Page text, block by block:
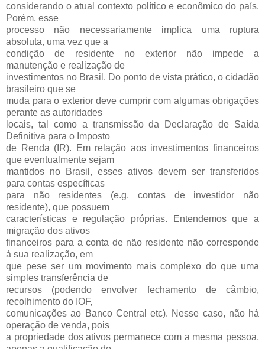
considerando o atual contexto político e econômico do país.
Porém, esse
processo não necessariamente implica uma ruptura
absoluta, uma vez que a
condição de residente no exterior não impede a
manutenção e realização de
investimentos no Brasil. Do ponto de vista prático, o cidadão
brasileiro que se
muda para o exterior deve cumprir com algumas obrigações
perante as autoridades
locais, tal como a transmissão da Declaração de Saída
Definitiva para o Imposto
de Renda (IR). Em relação aos investimentos financeiros
que eventualmente sejam
mantidos no Brasil, esses ativos devem ser transferidos
para contas específicas
para não residentes (e.g. contas de investidor não
residente), que possuem
características e regulação próprias. Entendemos que a
migração dos ativos
financeiros para a conta de não residente não corresponde
à sua realização, em
que pese ser um movimento mais complexo do que uma
simples transferência de
recursos (podendo envolver fechamento de câmbio,
recolhimento do IOF,
comunicações ao Banco Central etc). Nesse caso, não há
operação de venda, pois
a propriedade dos ativos permanece com a mesma pessoa,